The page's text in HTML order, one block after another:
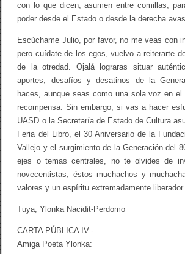
con lo que dicen, asumen entre comillas,
poder desde el Estado o desde la derecha
Escúchame Julio, por favor, no me veas con
pero cuídate de los egos, vuelvo a reiterarte
de la otredad. Ojalá lograras situar
aportes, desafíos y desatinos de la
haces, aunque seas como una sola voz en el
recompensa. Sin embargo, si vas a hacer
UASD o la Secretaría de Estado de Cultura
Feria del Libro, el 30 Aniversario de la
Vallejo y el surgimiento de la Generación del
ejes o temas centrales, no te olvides de
novecentistas, éstos muchachos y
valores y un espíritu extremadamente liberador.
Tuya, Ylonka Nacidit-Perdomo
CARTA PÚBLICA IV.-
Amiga Poeta Ylonka: